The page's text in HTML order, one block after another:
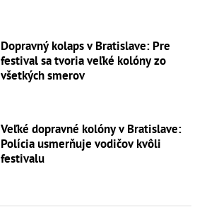
Dopravný kolaps v Bratislave: Pre
festival sa tvoria veľké kolóny zo
všetkých smerov
Veľké dopravné kolóny v Bratislave:
Polícia usmerňuje vodičov kvôli
festivalu